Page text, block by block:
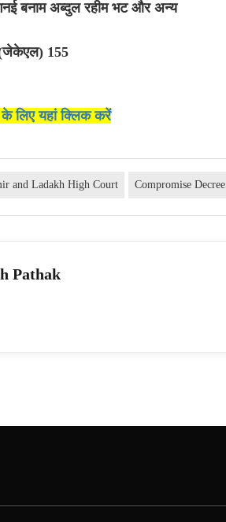
बनाम अब्दुल रहीम भट और अन्य
155
लिए यहां क्लिक करें
and Ladakh High Court Compromise Decree
Pathak